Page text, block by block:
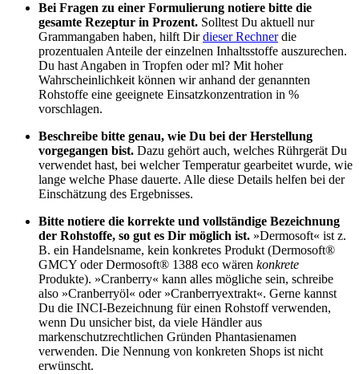
Bei Fragen zu einer Formulierung notiere bitte die
gesamte Rezeptur in Prozent. Solltest Du aktuell nur
Grammangaben haben, hilft Dirdieser Rechnerdie
prozentualen Anteile der einzelnen Inhaltsstoffe auszurechen.
Du hast Angaben in Tropfen oder ml? Mit hoher
Wahrscheinlichkeit können wir anhand der genannten
Rohstoffe eine geeignete Einsatzkonzentration in %
vorschlagen.
Beschreibe bitte genau, wie Du bei der Herstellung
vorgegangen bist. Dazu gehört auch, welches Rührgerät Du
verwendet hast, bei welcher Temperatur gearbeitet wurde, wie
lange welche Phase dauerte. Alle diese Details helfen bei der
Einschätzung des Ergebnisses.
Bitte notiere die korrekte und vollständige Bezeichnung
der Rohstoffe, so gut es Dir möglich ist. »Dermosoft« ist z.
B. ein Handelsname, kein konkretes Produkt (Dermosoft®
GMCY oder Dermosoft® 1388 eco wären konkrete
Produkte). »Cranberry« kann alles mögliche sein, schreibe
also »Cranberryöl« oder »Cranberryextrakt«. Gerne kannst
Du die INCI-Bezeichnung für einen Rohstoff verwenden,
wenn Du unsicher bist, da viele Händler aus
markenschutzrechtlichen Gründen Phantasienamen
verwenden. Die Nennung von konkreten Shops ist nicht
erwünscht.